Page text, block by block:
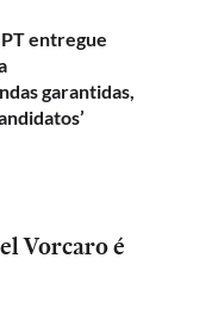
entregue
garantidas,
Vorcaro é